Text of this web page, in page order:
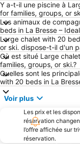
Y a-t-il une piscine à
for families, groups, or
Les animaux de
beds in La Bresse –
Large chalet with 20
or ski. dispose-t-il d'un
Où est situé Large
families, groups, or ski.?
Quelles sont les
with 20 beds in La
Voir plus
Les prix et les
réservation
l’offre affichée sur
réservation.